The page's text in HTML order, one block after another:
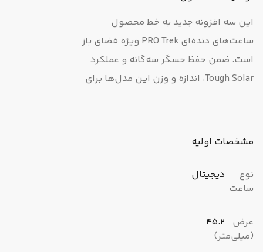
این سه افزونه جدید به خط محصول
ساعت‌های دنده‌ای PRO Trek ویژه فضای باز
است. ضمن حفظ حسگر سه‌گانه و عملکرد
Tough Solar، اندازه و وزن این مدل‌ها برای
مستقیم به اندازه‌گیری‌های حسگر سه‌گانه
و بی‌خطا بودن عملیات، نام عملکرد هر
دکمه روی قاب نقش بسته است. در
دیگر اطلاعات نمایشگر، حتی وقتی که
مشخصات اولیه
نوع
ساعت
دیجیتال
عرض
(میلی‌متر)
45.2